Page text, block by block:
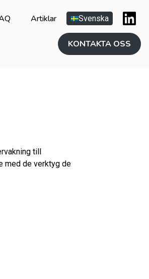
Artiklar Svenska
KONTAKTA OSS
till
med de verktyg de